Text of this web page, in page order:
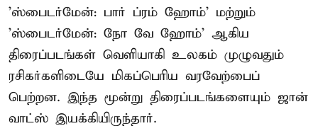
'ஸ்பைடர்மேன்: பார் ப்ரம் ஹோம்' மற்றும்
'ஸ்பைடர்மேன்: நோ வே ஹோம்' ஆகிய
திரைப்படங்கள் வெளியாகி உலகம் முழுவதும்
ரசிகர்களிடையே மிகப்பெரிய வரவேற்பைப்
பெற்றன. இந்த மூன்று திரைப்படங்களையும் ஜான்
வாட்ஸ் இயக்கியிருந்தார்.